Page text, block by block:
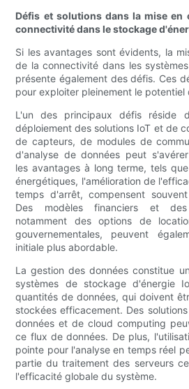
Défis et solutions dans la mise
connectivité dans le stockage
Si les avantages sont évidents, la
de la connectivité dans les
présente également des défis. Ces
pour exploiter pleinement le
L'un des principaux défis réside
déploiement des solutions IoT et de
de capteurs, de modules de
d'analyse de données peut
les avantages à long terme, tels
énergétiques, l'amélioration de
temps d'arrêt, compensent
Des modèles financiers et des
notamment des options de
gouvernementales, peuvent
initiale plus abordable.
La gestion des données constitue
systèmes de stockage d'énergie
quantités de données, qui doivent
stockées efficacement. Des
données et de cloud computing
ce flux de données. De plus,
pointe pour l'analyse en temps réel
partie du traitement des serveurs
l'efficacité globale du système.